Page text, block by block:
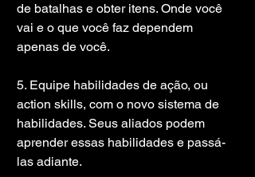
de batalhas e obter itens. Onde você
vai e o que você faz dependem
apenas de você.
5. Equipe habilidades de ação, ou
action skills, com o novo sistema de
habilidades. Seus aliados podem
aprender essas habilidades e passá-
las adiante.